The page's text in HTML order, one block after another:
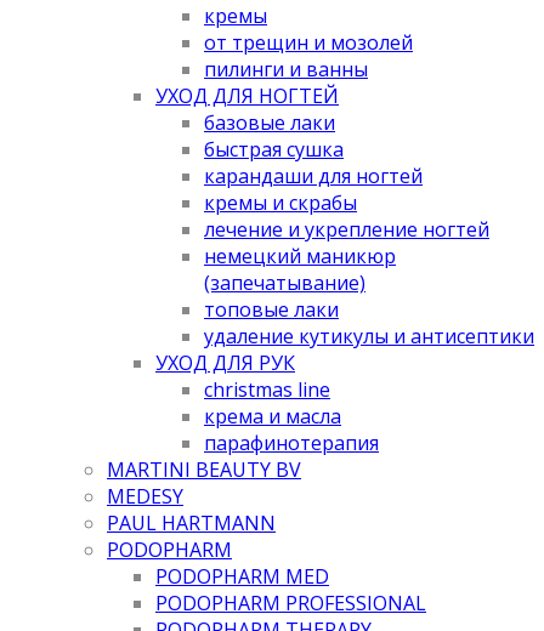
кремы
от трещин и мозолей
пилинги и ванны
УХОД ДЛЯ НОГТЕЙ
базовые лаки
быстрая сушка
карандаши для ногтей
кремы и скрабы
лечение и укрепление ногтей
немецкий маникюр
(запечатывание)
топовые лаки
удаление кутикулы и антисептики
УХОД ДЛЯ РУК
christmas line
крема и масла
парафинотерапия
MARTINI BEAUTY BV
MEDESY
PAUL HARTMANN
PODOPHARM
PODOPHARM MED
PODOPHARM PROFESSIONAL